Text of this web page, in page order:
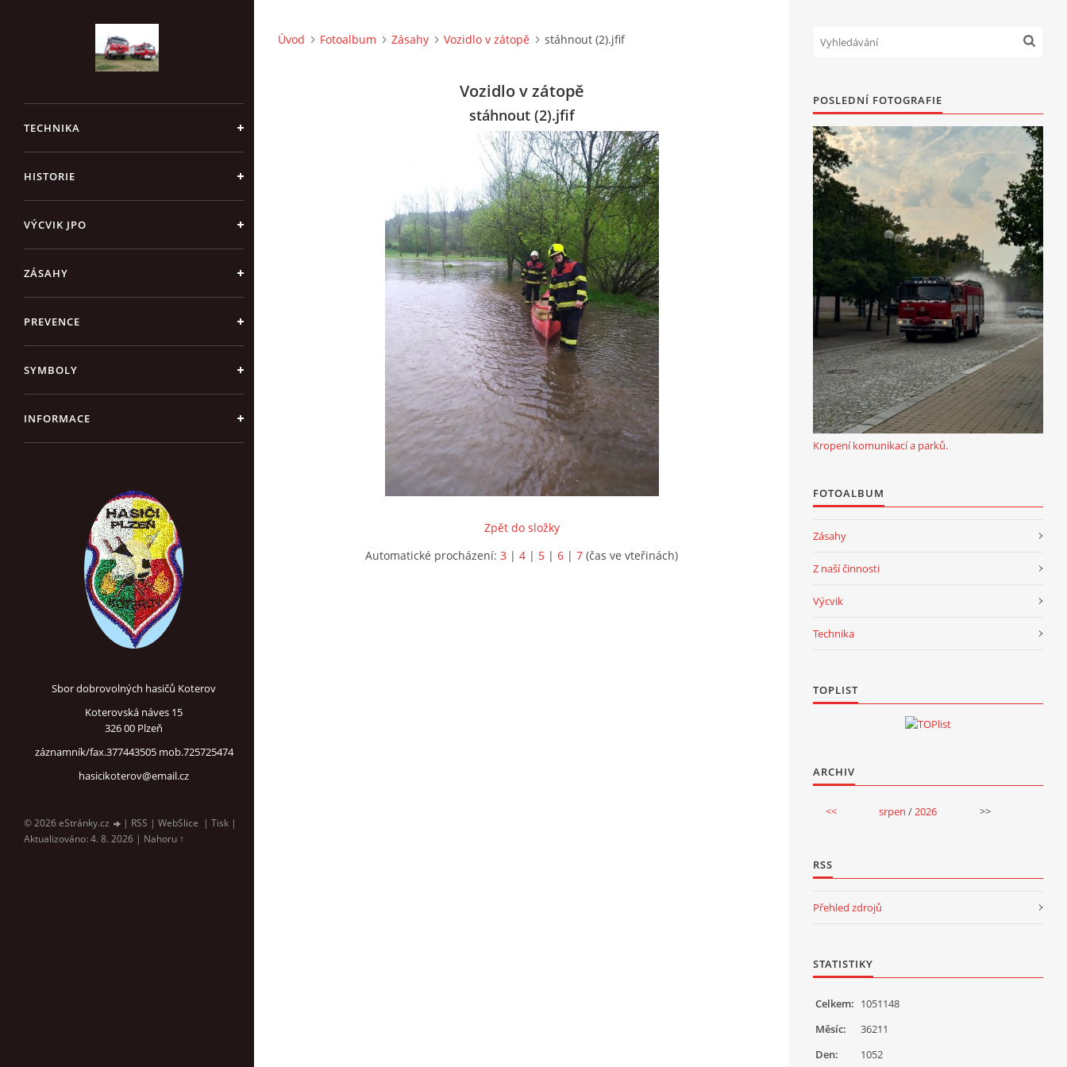
TECHNIKA
HISTORIE
VÝCVIK JPO
ZÁSAHY
PREVENCE
SYMBOLY
INFORMACE
Sbor dobrovolných hasičů Koterov
Koterovská náves 15
326 00 Plzeň
záznamník/fax.377443505 mob.725725474
hasicikoterov@email.cz
© 2026 eStránky.cz | RSS | WebSlice | Tisk |
Aktualizováno: 4. 8. 2026 | Nahoru ↑
Úvod Fotoalbum Zásahy Vozidlo v zátopě stáhnout (2).jfif
Vozidlo v zátopě
stáhnout (2).jfif
Zpět do složky
Automatické procházení: 3 | 4 | 5 | 6 | 7 (čas ve vteřinách)
POSLEDNÍ FOTOGRAFIE
Kropení komunikací a parků.
FOTOALBUM
Zásahy
Z naší činnosti
Výcvik
Technika
TOPLIST
ARCHIV
<< srpen /2026 >>
RSS
Přehled zdrojů
STATISTIKY
Celkem: 1051148
Měsíc:
36211
Den:
1052